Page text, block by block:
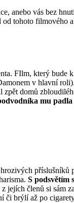
anebo vás bez
tohoto
FIlm, který
v hlavní
domů
mu
S podsvětím
jejích členů si
či brýlí až po